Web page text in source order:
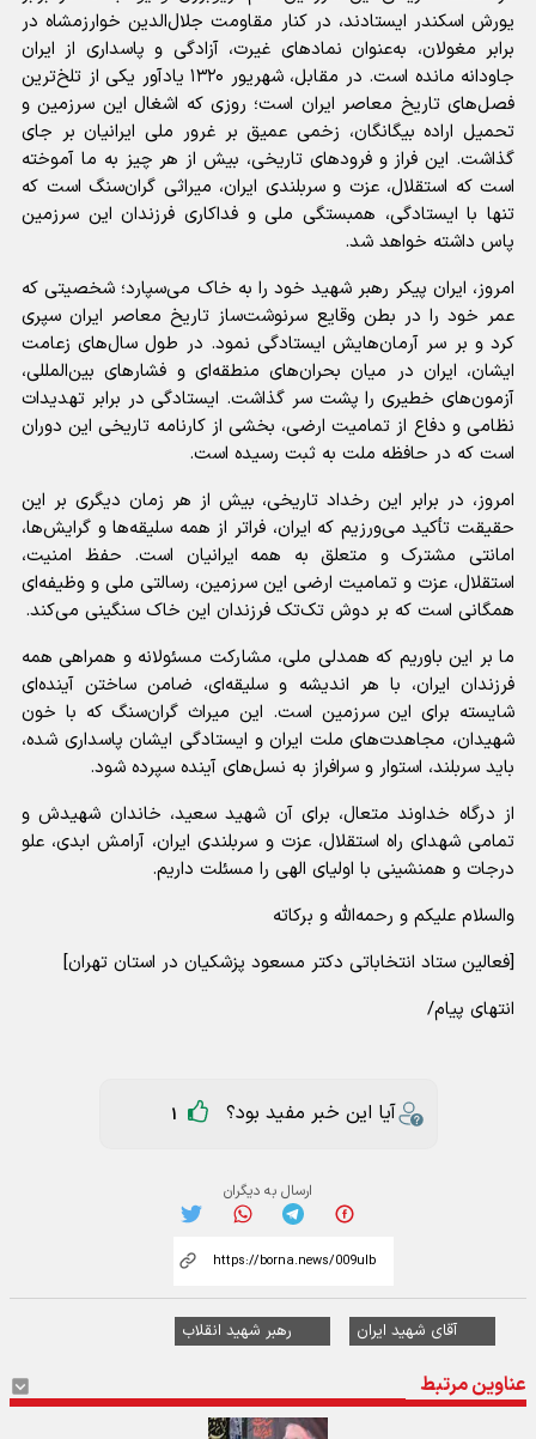
یورش اسکندر ایستادند، در کنار مقاومت جلال‌الدین خوارزمشاه در
برابر مغولان، به‌عنوان نمادهای غیرت، آزادگی و پاسداری از ایران
جاودانه مانده است. در مقابل، شهریور ۱۳۲۰ یادآور یکی از تلخ‌ترین
فصل‌های تاریخ معاصر ایران است؛ روزی که اشغال این سرزمین و
تحمیل اراده بیگانگان، زخمی عمیق بر غرور ملی ایرانیان بر جای
گذاشت. این فراز و فرودهای تاریخی، بیش از هر چیز به ما آموخته
است که استقلال، عزت و سربلندی ایران، میراثی گران‌سنگ است که
تنها با ایستادگی، همبستگی ملی و فداکاری فرزندان این سرزمین
پاس داشته خواهد شد.
امروز، ایران پیکر رهبر شهید خود را به خاک می‌سپارد؛ شخصیتی که
عمر خود را در بطن وقایع سرنوشت‌ساز تاریخ معاصر ایران سپری
کرد و بر سر آرمان‌هایش ایستادگی نمود. در طول سال‌های زعامت
ایشان، ایران در میان بحران‌های منطقه‌ای و فشارهای بین‌المللی،
آزمون‌های خطیری را پشت سر گذاشت. ایستادگی در برابر تهدیدات
نظامی و دفاع از تمامیت ارضی، بخشی از کارنامه تاریخی این دوران
است که در حافظه ملت به ثبت رسیده است.
امروز، در برابر این رخداد تاریخی، بیش از هر زمان دیگری بر این
حقیقت تأکید می‌ورزیم که ایران، فراتر از همه سلیقه‌ها و گرایش‌ها،
امانتی مشترک و متعلق به همه ایرانیان است. حفظ امنیت،
استقلال، عزت و تمامیت ارضی این سرزمین، رسالتی ملی و وظیفه‌ای
همگانی است که بر دوش تک‌تک فرزندان این خاک سنگینی می‌کند.
ما بر این باوریم که همدلی ملی، مشارکت مسئولانه و همراهی همه
فرزندان ایران، با هر اندیشه و سلیقه‌ای، ضامن ساختن آینده‌ای
شایسته برای این سرزمین است. این میراث گران‌سنگ که با خون
شهیدان، مجاهدت‌های ملت ایران و ایستادگی ایشان پاسداری شده،
باید سربلند، استوار و سرافراز به نسل‌های آینده سپرده شود.
از درگاه خداوند متعال، برای آن شهید سعید، خاندان شهیدش و
تمامی شهدای راه استقلال، عزت و سربلندی ایران، آرامش ابدی، علو
درجات و همنشینی با اولیای الهی را مسئلت داریم.
والسلام علیکم و رحمه‌الله و برکاته
[فعالین ستاد انتخاباتی دکتر مسعود پزشکیان در استان تهران]
انتهای پیام/
آیا این خبر مفید بود؟ 1
ارسال به دیگران
آقای شهید ایران رهبر شهید انقلاب
عناوین مرتبط